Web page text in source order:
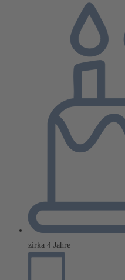
zirka 4 Jahre